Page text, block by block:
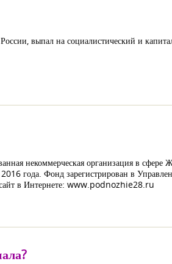
выпал на социалистический и
некоммерческая организация в
года. Фонд зарегистрирован в
сайт в Интернете: www.podnozhie28.ru